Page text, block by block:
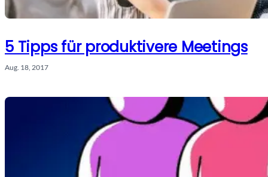
5 Tipps für produktivere Meetings
Aug. 18, 2017